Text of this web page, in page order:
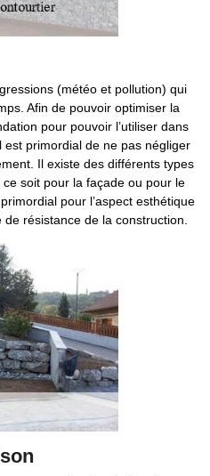
(météo et pollution) qui
Afin de pouvoir optimiser la
pour pouvoir l’utiliser dans
primordial de ne pas négliger
Il existe des différents types
soit pour la façade ou pour le
pour l’aspect esthétique
résistance de la construction.